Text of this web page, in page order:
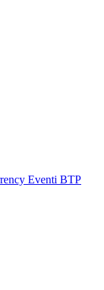
Eventi BTP